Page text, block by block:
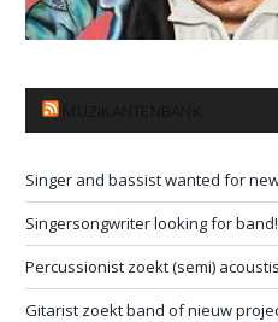
Singer and bassist wanted for
Singersongwriter looking for band!
Percussionist zoekt (semi)
Gitarist zoekt band of nieuw